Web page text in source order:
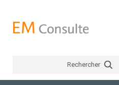
Rechercher